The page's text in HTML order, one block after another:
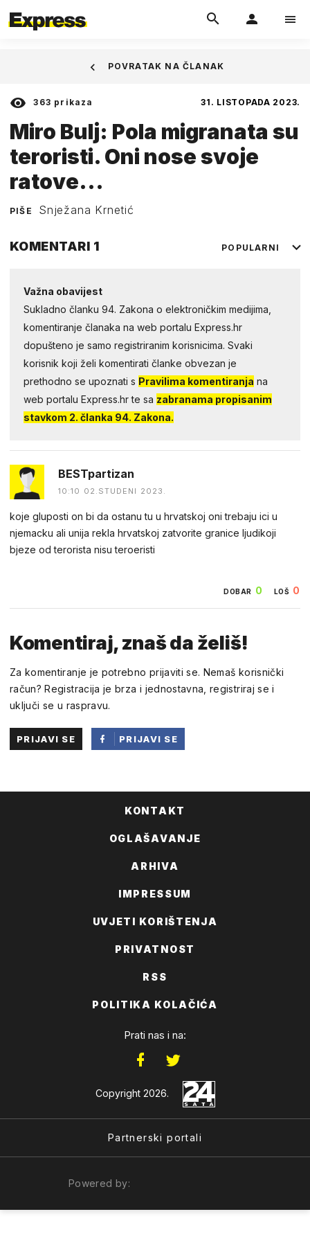
363 prikaza 31. LISTOPADA 2023.
Miro Bulj: Pola migranata su
teroristi. Oni nose svoje
ratove...
PIŠE Snježana Krnetić
POVRATAK NA ČLANAK
KOMENTARI 1 POPULARNI
Važna obavijest
Sukladno članku 94. Zakona o elektroničkim medijima,
komentiranje članaka na web portalu Express.hr
dopušteno je samo registriranim korisnicima. Svaki
korisnik koji želi komentirati članke obvezan je
prethodno se upoznati s Pravilima komentiranja na
web portalu Express.hr te sa zabranama propisanim
stavkom 2. članka 94. Zakona.
BESTpartizan
10:10 02.STUDENI 2023.
koje gluposti on bi da ostanu tu u hrvatskoj oni trebaju ici u
njemacku ali unija rekla hrvatskoj zatvorite granice ljudikoji
bjeze od terorista nisu teroeristi
DOBAR 0 LOŠ 0
Komentiraj, znaš da želiš!
Za komentiranje je potrebno prijaviti se. Nemaš korisnički
račun? Registracija je brza i jednostavna, registriraj se i
uključi se u raspravu.
PRIJAVI SE
PRIJAVI SE
KONTAKT
OGLAŠAVANJE
ARHIVA
IMPRESSUM
UVJETI KORIŠTENJA
PRIVATNOST
RSS
POLITIKA KOLAČIĆA
Prati nas i na:
Copyright 2026.
Partnerski portali
Powered by: